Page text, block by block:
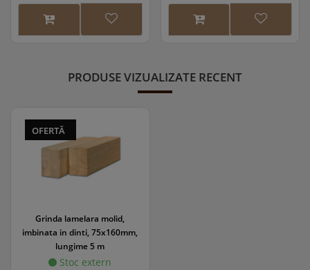
PRODUSE VIZUALIZATE RECENT
OFERTĂ
Grinda lamelara molid,
imbinata in dinti, 75x160mm,
lungime 5 m
Stoc extern